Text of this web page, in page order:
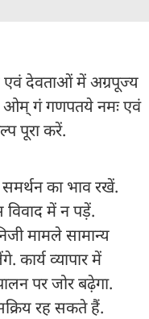
देवताओं में अग्रपूज्य
ओम् गं गणपतये नमः एवं
पूरा करें.
का भाव रखें.
में न पड़ें.
मामले सामान्य
कार्य व्यापार में
पर जोर बढ़ेगा.
रह सकते हैं.